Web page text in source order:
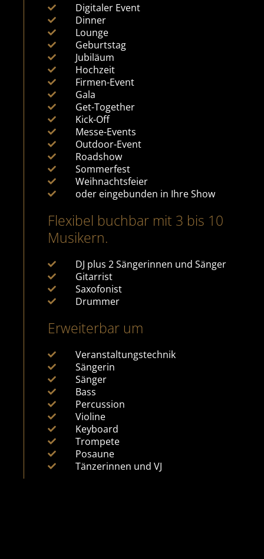
Digitaler Event
Dinner
Lounge
Geburtstag
Jubiläum
Hochzeit
Firmen-Event
Gala
Get-Together
Kick-Off
Messe-Events
Outdoor-Event
Roadshow
Sommerfest
Weihnachtsfeier
oder eingebunden in Ihre Show
Flexibel buchbar mit 3 bis 10
Musikern.
DJ plus 2 Sängerinnen und Sänger
Gitarrist
Saxofonist
Drummer
Erweiterbar um
Veranstaltungstechnik
Sängerin
Sänger
Bass
Percussion
Violine
Keyboard
Trompete
Posaune
Tänzerinnen und VJ